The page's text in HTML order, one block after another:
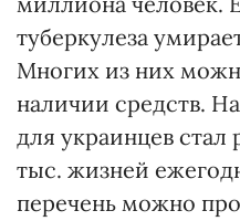
туберкулеза
Многих из них
наличии средств.
для украинцев стал
тыс. жизней
перечень можно